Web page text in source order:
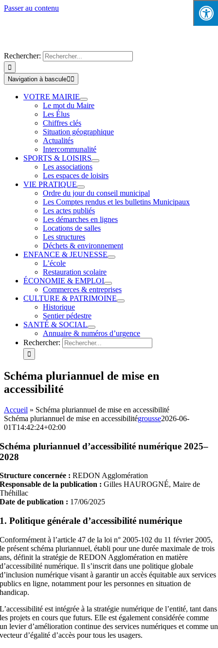
Passer au contenu
Rechercher:
Navigation à bascule
VOTRE MAIRIE
Le mot du Maire
Les Élus
Chiffres clés
Situation géographique
Actualités
Intercommunalité
SPORTS & LOISIRS
Les associations
Les espaces de loisirs
VIE PRATIQUE
Ordre du jour du conseil municipal
Les Comptes rendus et les bulletins Municipaux
Les actes publiés
Les démarches en lignes
Locations de salles
Les structures
Déchets & environnement
ENFANCE & JEUNESSE
L’école
Restauration scolaire
ÉCONOMIE & EMPLOI
Commerces & entreprises
CULTURE & PATRIMOINE
Historique
Sentier pédestre
SANTÉ & SOCIAL
Annuaire & numéros d’urgence
Rechercher:
Schéma pluriannuel de mise en
accessibilité
Accueil » Schéma pluriannuel de mise en accessibilité
Schéma pluriannuel de mise en accessibilitégrousse2026-06-
01T14:42:24+02:00
Schéma pluriannuel d’accessibilité numérique 2025–
2028
Structure concernée : REDON Agglomération
Responsable de la publication : Gilles HAUROGNÉ, Maire de
Théhillac
Date de publication : 17/06/2025
1. Politique générale d’accessibilité numérique
Conformément à l’article 47 de la loi n° 2005-102 du 11 février 2005,
le présent schéma pluriannuel, établi pour une durée maximale de trois
ans, définit la stratégie de REDON Agglomération en matière
d’accessibilité numérique. Il s’inscrit dans une politique globale
d’inclusion numérique visant à garantir un accès équitable aux services
publics en ligne, notamment pour les personnes en situation de
handicap.
L’accessibilité est intégrée à la stratégie numérique de l’entité, tant dans
les projets en cours que futurs. Elle est également considérée comme
un levier d’amélioration continue des services numériques et comme un
vecteur d’égalité d’accès pour tous les usagers.